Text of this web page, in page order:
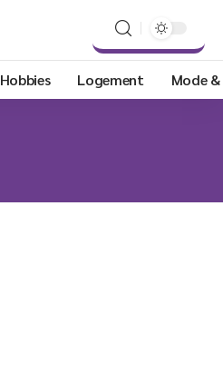
Hobbies Logement Mode